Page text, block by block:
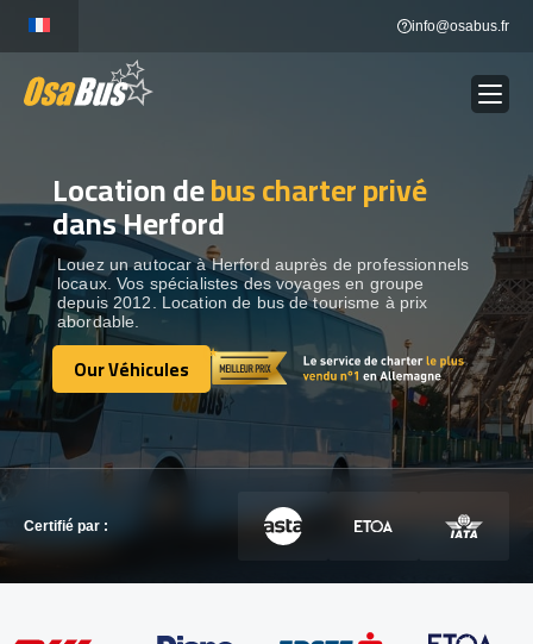
content
info@osabus.fr
LOCATION DE BUS Show dropdown
DESTINATIONS
OUR VÉHICULES
CONTACTEZ-NOUS
CONTACTEZ-NOUS
Location debus charter privé
dans Herford
Louez un autocar à Herford auprès de professionnels
locaux. Vos spécialistes des voyages en groupe
depuis 2012. Location de bus de tourisme à prix
abordable.
Our Véhicules
Our Véhicules
Certifié par :